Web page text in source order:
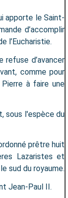
apporte le Saint-
d’accomplir
l’Eucharistie.
refuse d’avancer
comme pour
à faire une
sous l'espèce du
prêtre huit
Lazaristes et
sud du royaume.
Jean-Paul II.